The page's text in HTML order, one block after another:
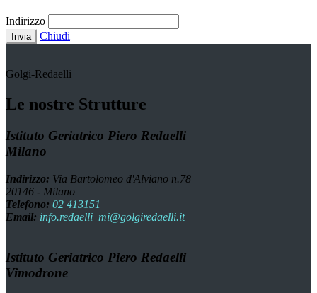
Indirizzo
Invia Chiudi
Golgi-Redaelli
Le nostre Strutture
Istituto Geriatrico Piero Redaelli
Milano
Indirizzo: Via Bartolomeo d'Alviano n.78
20146 - Milano
Telefono: 02 413151
Email: info.redaelli_mi@golgiredaelli.it
Istituto Geriatrico Piero Redaelli
Vimodrone